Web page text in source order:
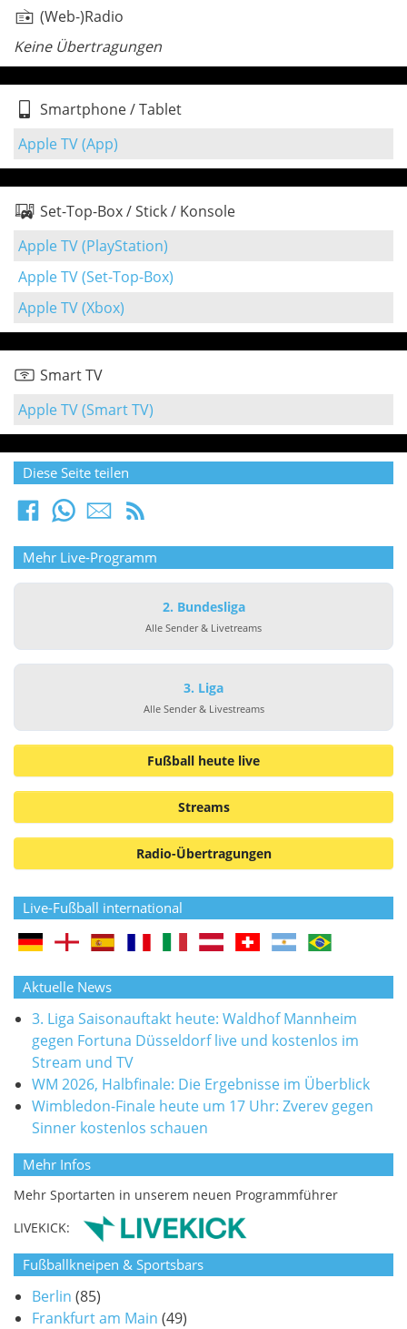
(Web-)Radio
Keine Übertragungen
Smartphone / Tablet
Apple TV (App)
Set-Top-Box / Stick / Konsole
Apple TV (PlayStation)
Apple TV (Set-Top-Box)
Apple TV (Xbox)
Smart TV
Apple TV (Smart TV)
Diese Seite teilen
Mehr Live-Programm
2. Bundesliga
Alle Sender & Livetreams
3. Liga
Alle Sender & Livestreams
Fußball heute live
Streams
Radio-Übertragungen
Live-Fußball international
Aktuelle News
3. Liga Saisonauftakt heute: Waldhof Mannheim
gegen Fortuna Düsseldorf live und kostenlos im
Stream und TV
WM 2026, Halbfinale: Die Ergebnisse im Überblick
Wimbledon-Finale heute um 17 Uhr: Zverev gegen
Sinner kostenlos schauen
Mehr Infos
Mehr Sportarten in unserem neuen Programmführer
LIVEKICK:
Fußballkneipen & Sportsbars
Berlin (85)
Frankfurt am Main (49)